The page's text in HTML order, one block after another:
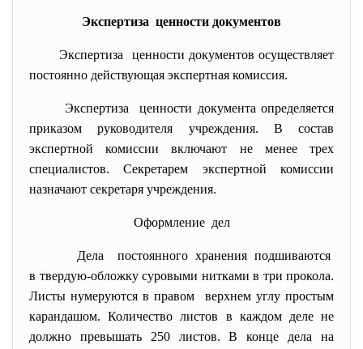
Экспертиза ценности документов
Экспертиза ценности документов осуществляет
постоянно действующая экспертная комиссия.
Экспертиза ценности документа определяется
приказом руководителя учреждения. В состав
экспертной комиссии включают не менее трех
специалистов. Секретарем экспертной комиссии
назначают секретаря учреждения.
Оформление дел
Дела постоянного хранения подшиваются
в твердую-обложку суровыми нитками в три прокола.
Листы нумеруются в правом верхнем углу простым
карандашом. Количество листов в каждом деле не
должно превышать 250 листов. В конце дела на